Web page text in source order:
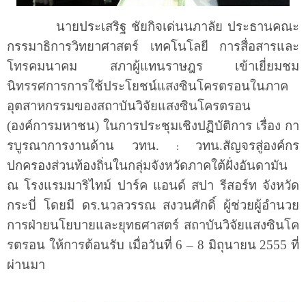
นายประเสริฐ ชัยกิจเด่นนภาลัย ประธานคณะ
กรรมาธิการวิทยาศาสตร์ เทคโนโลยี การสื่อสารและ
โทรคมนาคม สภาผู้แทนราษฎร เข้าเยี่ยมชม
นิทรรศการการใช้ประโยชน์แสงซินโครตรอนในภาค
อุตสาหกรรมของสถาบันวิจัยแสงซินโครตรอน
(องค์การมหาชน) ในการประชุมเชิงปฏิบัติการ เรื่อง กา
รบูรณาการงานด้าน วทน.
: วทน.สัญจรสู่องค์กร
ปกครองส่วนท้องถิ่นในกลุ่มจังหวัดภาคใต้ฝั่งอันดามัน
ณ โรงแรมมาริไทม์ ปาร์ค แอนด์ สปา รีสอร์ท จังหวัด
กระบี่ โดยมี ดร.นวลวรรณ สงวนศักดิ์ ผู้ช่วยผู้อำนวย
การฝ่ายนโยบายและยุทธศาสตร์ สถาบันวิจัยแสงซินโค
รตรอน ให้การต้อนรับ เมื่อวันที่ 6 – 8 มิถุนายน 2555 ที่
ผ่านมา